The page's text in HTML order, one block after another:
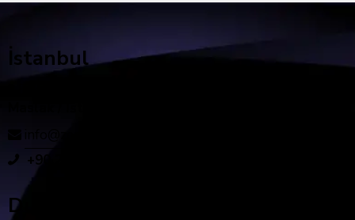
İstanbul
+90 212 403 25 25
Dubai